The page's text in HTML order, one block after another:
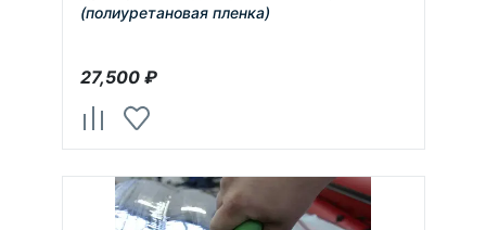
(полиуретановая пленка)
27,500₽